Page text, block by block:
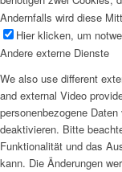
Andernfalls wird diese
Hier klicken, um
Andere externe Dienste
We also use different
and external Video
personenbezogene
deaktivieren. Bitte
Funktionalität und das
kann. Die Änderungen